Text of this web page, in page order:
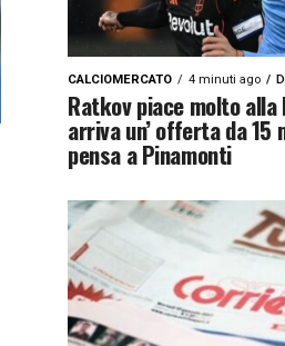
CALCIOMERCATO 4 minuti ago
Ratkov piace molto alla
arriva un’ offerta da 15
pensa a Pinamonti